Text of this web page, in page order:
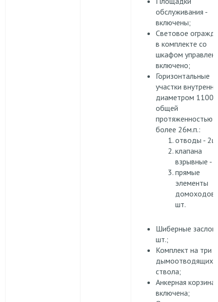
обслуживания -
включены;
Световое
в комплекте со
шкафом
включено;
Горизонтальные
участки
диаметром 1100
общей
протяженностью
более 26м.п.:
отводы -
клапана
взрывные -
прямые
элементы
домоходов
шт.
Шиберные
шт.;
Комплект на три
дымоотводящих
ствола;
Анкерная корзина
включена;